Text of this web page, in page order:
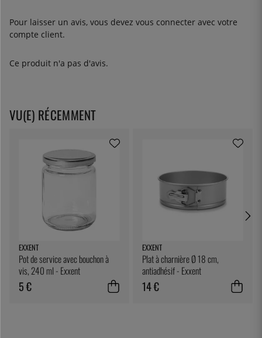
Pour laisser un avis, vous devez vous connecter avec votre
compte client.
Ce produit n'a pas d'avis.
VU(E) RÉCEMMENT
EXXENT
Pot de service avec bouchon à
vis, 240 ml - Exxent
5 €
EXXENT
Plat à charnière Ø 18 cm,
antiadhésif - Exxent
14 €